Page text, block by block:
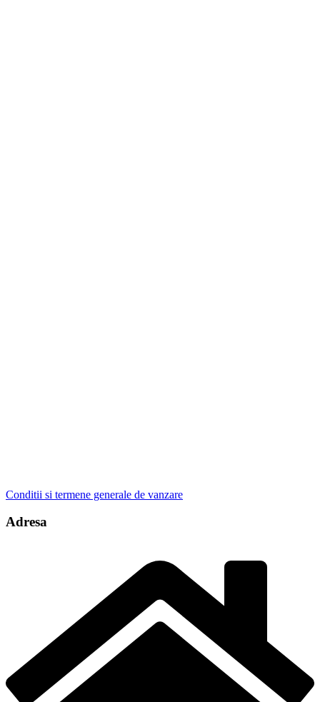
Conditii si termene generale de vanzare
Adresa